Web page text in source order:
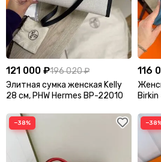
121 000 ₽196 020 ₽
Элитная сумка женская Kelly
28 см, PHW Hermes BP-22010
116
−38%